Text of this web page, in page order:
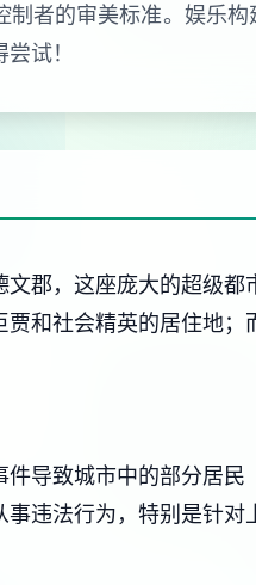
制者的审美标准。娱乐
试！
文郡，这座庞大的超级
和社会精英的居住地
件导致城市中的部分居
违法行为，特别是针